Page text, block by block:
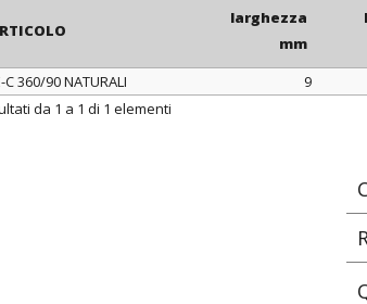
larghezza
mm
C 360/90 NATURALI 9
da 1 a 1 di 1 elementi